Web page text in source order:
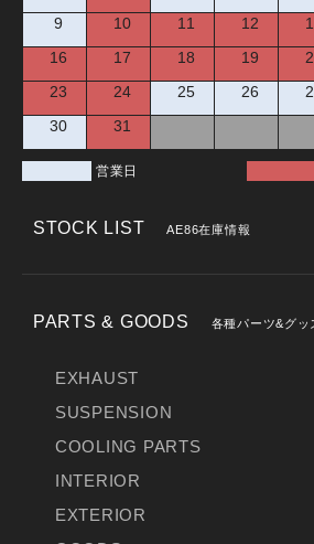
9 10 11 12
16 17 18 19
23 24 25 26
30 31
営業日
STOCK LIST AE86在庫情報
PARTS & GOODS 各種パーツ&グッ
EXHAUST
SUSPENSION
COOLING PARTS
INTERIOR
EXTERIOR